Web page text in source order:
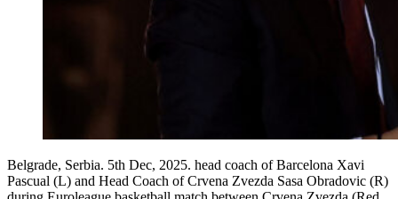
Belgrade, Serbia. 5th Dec, 2025. head coach of Barcelona Xavi
Pascual (L) and Head Coach of Crvena Zvezda Sasa Obradovic (R)